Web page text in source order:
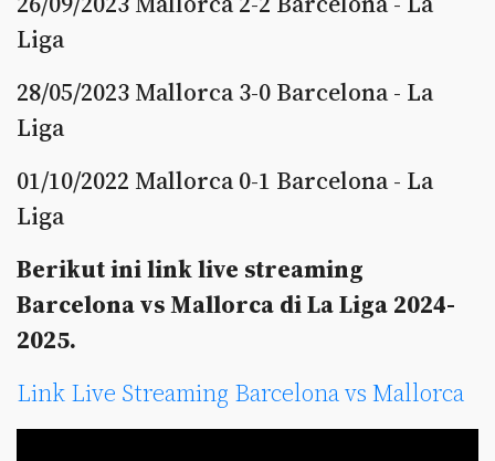
Liga
28/05/2023 Mallorca 3-0 Barcelona - La
Liga
01/10/2022 Mallorca 0-1 Barcelona - La
Liga
Berikut ini link live streaming
Barcelona vs Mallorca di La Liga 2024-
2025.
Link Live Streaming Barcelona vs Mallorca